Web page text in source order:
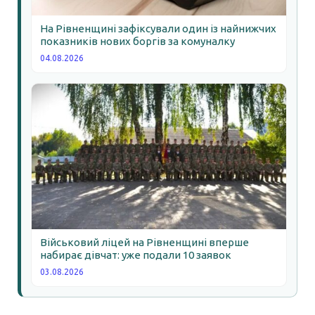
На Рівненщині зафіксували один із найнижчих
показників нових боргів за комуналку
04.08.2026
Військовий ліцей на Рівненщині вперше
набирає дівчат: уже подали 10 заявок
03.08.2026